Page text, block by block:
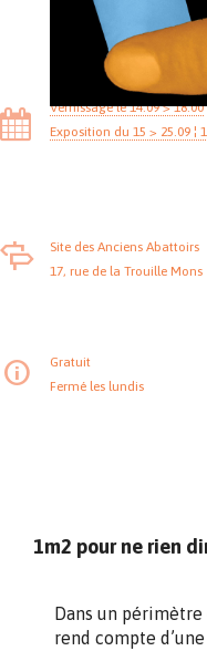
Vernissage le 14.09 > 18:00
Exposition du 15 > 25.09 ¦
Site des Anciens Abattoirs
17, rue de la Trouille Mons
Gratuit
Fermé les lundis
1m2 pour ne rien
Dans un
rend compte